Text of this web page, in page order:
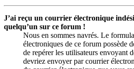
J’ai reçu un courrier électronique
quelqu’un sur ce forum !
Nous en sommes navrés. Le
électroniques de ce forum possède
de repérer les utilisateurs envoyant
devriez envoyer par courrier